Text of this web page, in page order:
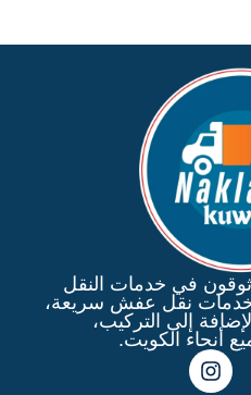
في خدمات النقل
خدمات نقل عفش سريعة،
إلى التركيب،
أنحاء الكويت.
I
n